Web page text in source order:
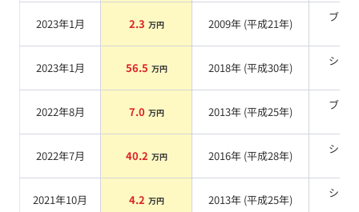
2023年1月 2.3 万円 2009年 (平成21年)
ブラ
2023年1月 56.5 万円 2018年 (平成30年)
シル
2022年8月 7.0 万円 2013年 (平成25年)
ブラ
2022年7月 40.2 万円 2016年 (平成28年)
シル
2021年10月 4.2 万円 2013年 (平成25年)
シル